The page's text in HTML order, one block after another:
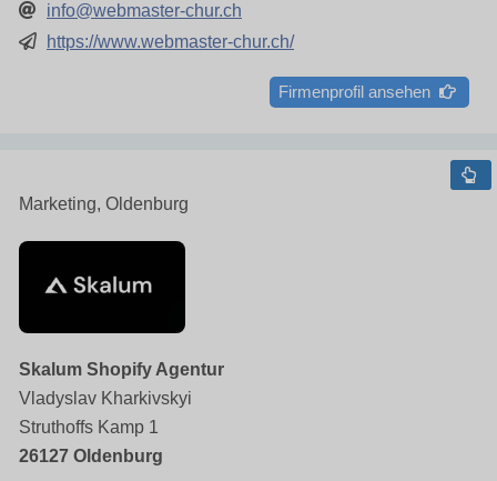
info@webmaster-chur.ch
https://www.webmaster-chur.ch/
Firmenprofil ansehen
Marketing, Oldenburg
Skalum Shopify Agentur
Vladyslav Kharkivskyi
Struthoffs Kamp 1
26127 Oldenburg